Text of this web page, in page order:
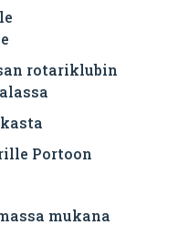
rotariklubin
Portoon
mukana